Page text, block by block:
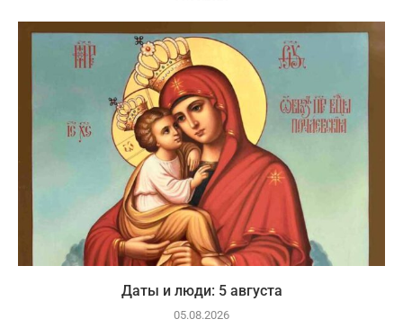
Даты и люди: 5 августа
05.08.2026